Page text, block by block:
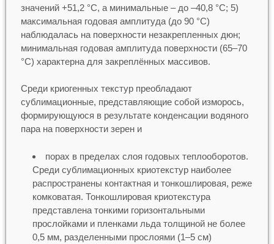
значений +51,2 °С, а минимальные – до –40,8 °С; 5)
максимальная годовая амплитуда (до 90 °С)
наблюдалась на поверхности незакрепленных дюн;
минимальная годовая амплитуда поверхности (65–70
°С) характерна для закреплённых массивов.
Среди криогенных текстур преобладают
сублимационные, представляющие собой изморось,
формирующуюся в результате конденсации водяного
пара на поверхности зерен и
порах в пределах слоя годовых теплооборотов.
Среди сублимационных криотекстур наиболее
распространены контактная и тонкошлировая, реже
комковатая. Тонкошлировая криотекстура
представлена тонкими горизонтальными
прослойками и пленками льда толщиной не более
0,5 мм, разделенными прослоями (1–5 см)